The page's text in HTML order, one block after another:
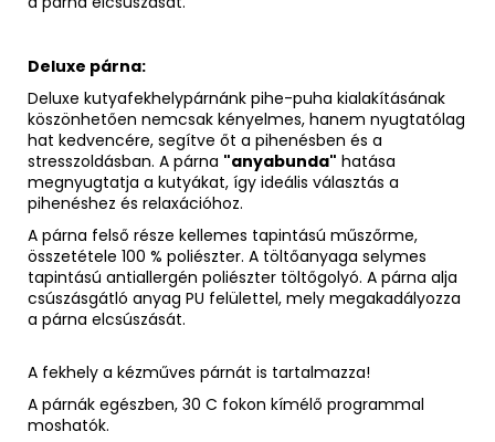
Deluxe párna:
Deluxe kutyafekhelypárnánk pihe-puha kialakításának
köszönhetően nemcsak kényelmes, hanem nyugtatólag
hat kedvencére, segítve őt a pihenésben és a
stresszoldásban. A párna "anyabunda" hatása
megnyugtatja a kutyákat, így ideális választás a
pihenéshez és relaxációhoz.
A párna felső része kellemes tapintású műszőrme,
összetétele 100 % poliészter. A töltőanyaga selymes
tapintású antiallergén poliészter töltőgolyó. A párna alja
csúszásgátló anyag PU felülettel, mely megakadályozza
a párna elcsúszását.
A fekhely a kézműves párnát is tartalmazza!
A párnák egészben, 30 C fokon kímélő programmal
moshatók.